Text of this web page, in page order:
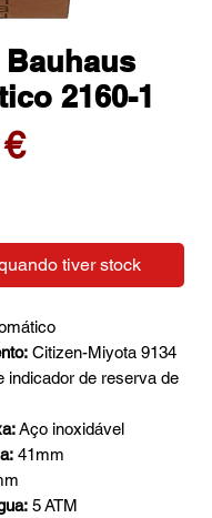
Bauhaus
2160-1
Preço
tiver stock
Citizen-Miyota 9134
indicador de reserva de
Aço inoxidável
41mm
5 ATM